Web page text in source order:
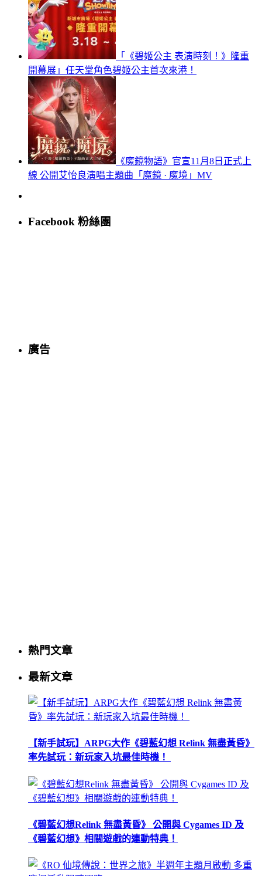
「《碧姬公主 表演時刻！》隆重
開幕展」任天堂角色碧姬公主首次來港！
《魔鏡物語》官宣11月8日正式上
線 公開艾怡良演唱主題曲「魔鏡 · 魔境」MV
Facebook 粉絲團
廣告
熱門文章
最新文章
【新手試玩】ARPG大作《碧藍幻想 Relink 無盡黃昏》
率先試玩：新玩家入坑最佳時機！
《碧藍幻想Relink 無盡黃昏》 公開與 Cygames ID 及
《碧藍幻想》相關遊戲的連動特典！